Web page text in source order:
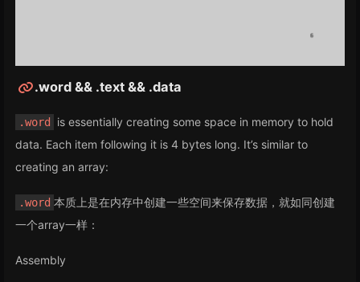
.word && .text && .data
.word
is essentially creating some space in memory to hold
data. Each item following it is 4 bytes long. It’s similar to
creating an array:
.word 本质上是在内存中创建一些空间来保存数据，就如同创建
一个array一样：
Assembly